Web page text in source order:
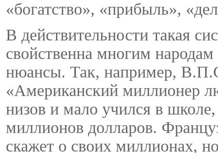
«богатство», «прибыль»,
В действительности такая
свойственна многим
нюансы. Так, например,
«Американский миллионер
низов и мало учился в школе,
миллионов долларов.
скажет о своих миллионах,